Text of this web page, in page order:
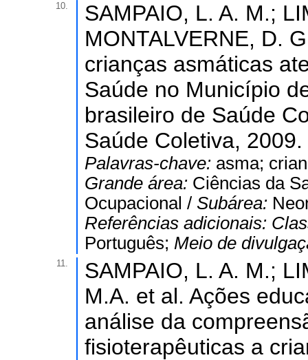
10.
SAMPAIO, L. A. M.;
MONTALVERNE, D.
crianças asmáticas
Saúde no Município
brasileiro de Saúde
Saúde Coletiva, 2009.
Palavras-chave: asma;
Grande área: Ciências da
Ocupacional / Subárea:
Referências adicionais:
Português; Meio de
11.
SAMPAIO, L. A. M.;
M.A. et al. Ações
análise da
fisioterapêuticas a